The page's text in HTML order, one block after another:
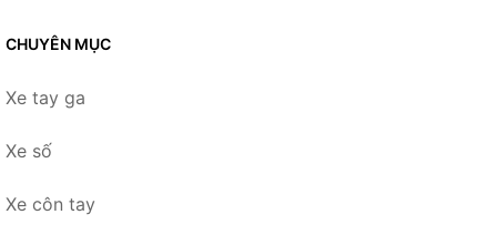
CHUYÊN MỤC
Xe tay ga
Xe số
Xe côn tay